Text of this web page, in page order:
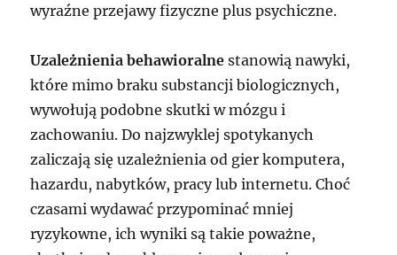
wyraźne przejawy fizyczne plus psychiczne.
Uzależnienia behawioralne stanowią nawyki,
które mimo braku substancji biologicznych,
wywołują podobne skutki w mózgu i
zachowaniu. Do najzwyklej spotykanych
zaliczają się uzależnienia od gier komputera,
hazardu, nabytków, pracy lub internetu. Choć
czasami wydawać przypominać mniej
ryzykowne, ich wyniki są takie poważne,